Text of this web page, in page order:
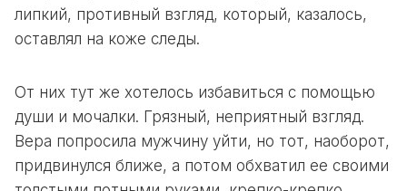
липкий, противный взгляд, который, казалось,
оставлял на коже следы.
От них тут же хотелось избавиться с помощью
души и мочалки. Грязный, неприятный взгляд.
Вера попросила мужчину уйти, но тот, наоборот,
придвинулся ближе, а потом обхватил ее своими